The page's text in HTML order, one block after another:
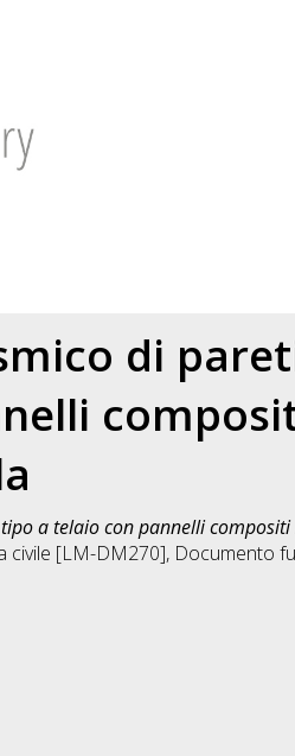
di
a telaio con pannelli
civile [LM-DM270], Documento